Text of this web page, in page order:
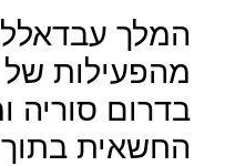
המלך
מהפעילות
בדרום סוריה
החשאית